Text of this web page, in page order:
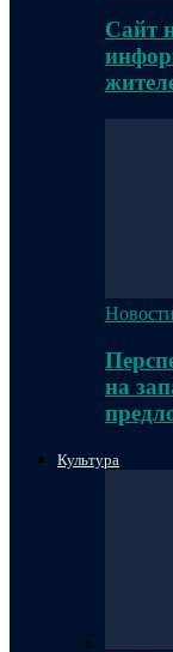
Сайт
на
Культура